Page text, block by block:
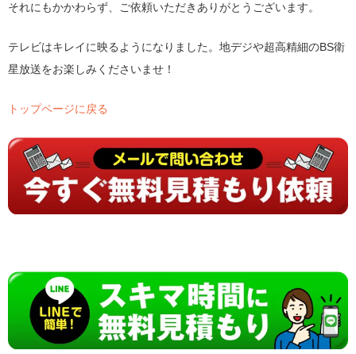
それにもかかわらず、ご依頼いただきありがとうございます。
テレビはキレイに映るようになりました。地デジや超高精細のBS衛
星放送をお楽しみくださいませ！
トップページに戻る